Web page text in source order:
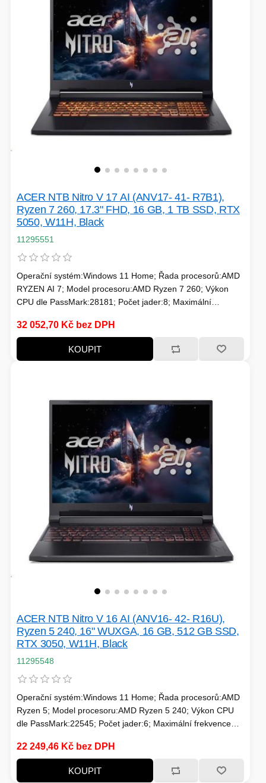
ACER NTB Nitro V 17 AI (ANV17- 41- R7B1),
Ryzen 7 260, 17.3" FHD, 16 GB, 1 TB SSD, RTX
5050, W11H, Black
11295551
Operační systém:Windows 11 Home; Řada procesorů:AMD
RYZEN AI 7; Model procesoru:AMD Ryzen 7 260; Výkon
CPU dle PassMark:28181; Počet jader:8; Maximální
(GHz):3.8; TDP:45; Model grafické karty:NVIDIA RTX 5050;
Velikost paměti RAM (GB):32; Typ panelu:IPS; Úhlopříčka
displeje ("):17.3
32 052,70 Kč bez DPH
KOUPIT
ACER NTB Nitro V 16 AI (ANV16- 42- R16U),
Ryzen 5 240, 16" WUXGA, 16 GB, 512 GB SSD,
RTX 3050, W11H, Black
11295548
Operační systém:Windows 11 Home; Řada procesorů:AMD
Ryzen 5; Model procesoru:AMD Ryzen 5 240; Výkon CPU
dle PassMark:22545; Počet jader:6; Maximální frekvence
TDP:45; Model grafické karty:NVIDIA RTX 3050; Velikost
paměti RAM (GB):16; Typ panelu:IPS; Úhlopříčka displeje
("):16; Rozlišení displeje:1920x1200
22 249,46 Kč bez DPH
KOUPIT